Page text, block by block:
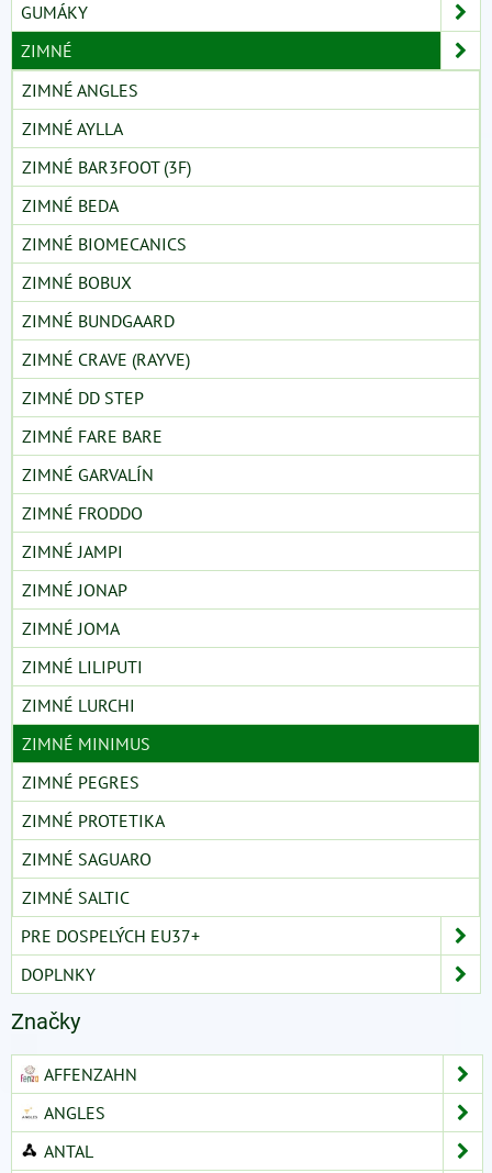
GUMÁKY
ZIMNÉ
ZIMNÉ ANGLES
ZIMNÉ AYLLA
ZIMNÉ BAR3FOOT (3F)
ZIMNÉ BEDA
ZIMNÉ BIOMECANICS
ZIMNÉ BOBUX
ZIMNÉ BUNDGAARD
ZIMNÉ CRAVE (RAYVE)
ZIMNÉ DD STEP
ZIMNÉ FARE BARE
ZIMNÉ GARVALÍN
ZIMNÉ FRODDO
ZIMNÉ JAMPI
ZIMNÉ JONAP
ZIMNÉ JOMA
ZIMNÉ LILIPUTI
ZIMNÉ LURCHI
ZIMNÉ MINIMUS
ZIMNÉ PEGRES
ZIMNÉ PROTETIKA
ZIMNÉ SAGUARO
ZIMNÉ SALTIC
PRE DOSPELÝCH EU37+
DOPLNKY
Značky
AFFENZAHN
ANGLES
ANTAL